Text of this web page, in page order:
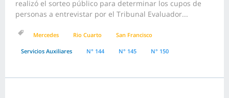
realizó el sorteo público para determinar los cupos de
personas a entrevistar por el Tribunal Evaluador...
Mercedes Rio Cuarto San Francisco
Servicios Auxiliares N° 144 N° 145 N° 150